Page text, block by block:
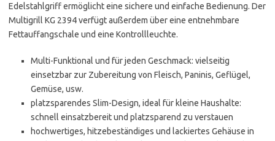
Edelstahlgriff ermöglicht eine sichere und einfache Bedienung. Der
Multigrill KG 2394 verfügt außerdem über eine entnehmbare
Fettauffangschale und eine Kontrollleuchte.
Multi-Funktional und für jeden Geschmack: vielseitig
einsetzbar zur Zubereitung von Fleisch, Paninis, Geflügel,
Gemüse, usw.
platzsparendes Slim-Design, ideal für kleine Haushalte:
schnell einsatzbereit und platzsparend zu verstauen
hochwertiges, hitzebeständiges und lackiertes Gehäuse in